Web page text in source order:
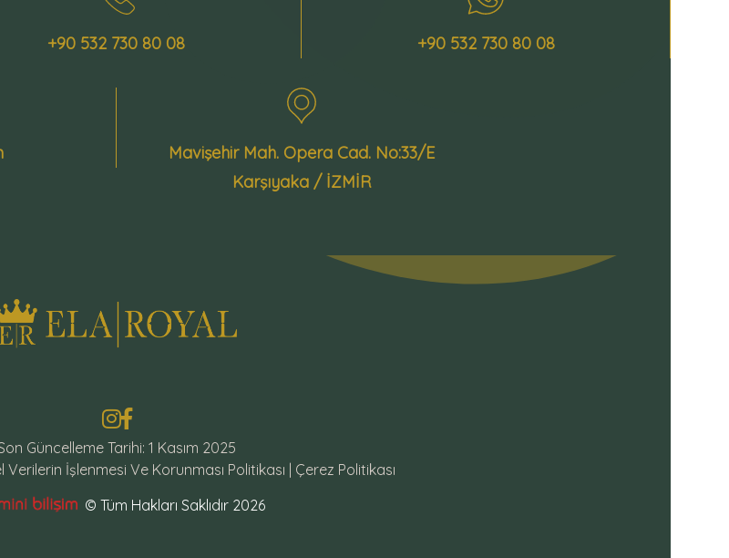
+90 532 730 80 08 +90 532 730 80 08
Mavişehir Mah. Opera Cad. No:33/E
Karşıyaka / İZMİR
Güncelleme Tarihi: 1 Kasım 2025
Verilerin İşlenmesi Ve Korunması Politikası
Çerez Politikası
© Tüm Hakları Saklıdır 2026